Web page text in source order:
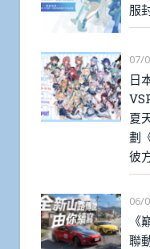
服
07/
日
夏
劃
彼
06/
聯